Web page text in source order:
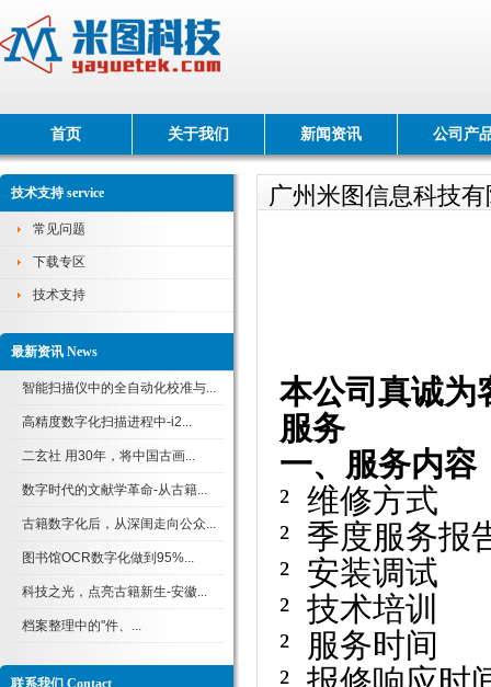
首页 关于我们 新闻资讯 公司产
技术支持 service
常见问题
下载专区
技术支持
最新资讯 News
智能扫描仪中的全自动化校准与...
高精度数字化扫描进程中-i2...
二玄社 用30年，将中国古画...
数字时代的文献学革命-从古籍...
古籍数字化后，从深闺走向公众...
图书馆OCR数字化做到95%...
科技之光，点亮古籍新生-安徽...
档案整理中的"件、...
联系我们 Contact
广州米图信息科技
本公司真诚为
服务
一、服务内容
² 维修方式
² 季度服务
² 安装调
² 技术培
² 服务时间